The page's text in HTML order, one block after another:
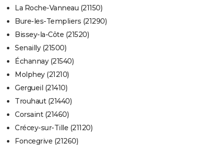
La Roche-Vanneau (21150)
Bure-les-Templiers (21290)
Bissey-la-Côte (21520)
Senailly (21500)
Échannay (21540)
Molphey (21210)
Gergueil (21410)
Trouhaut (21440)
Corsaint (21460)
Crécey-sur-Tille (21120)
Foncegrive (21260)